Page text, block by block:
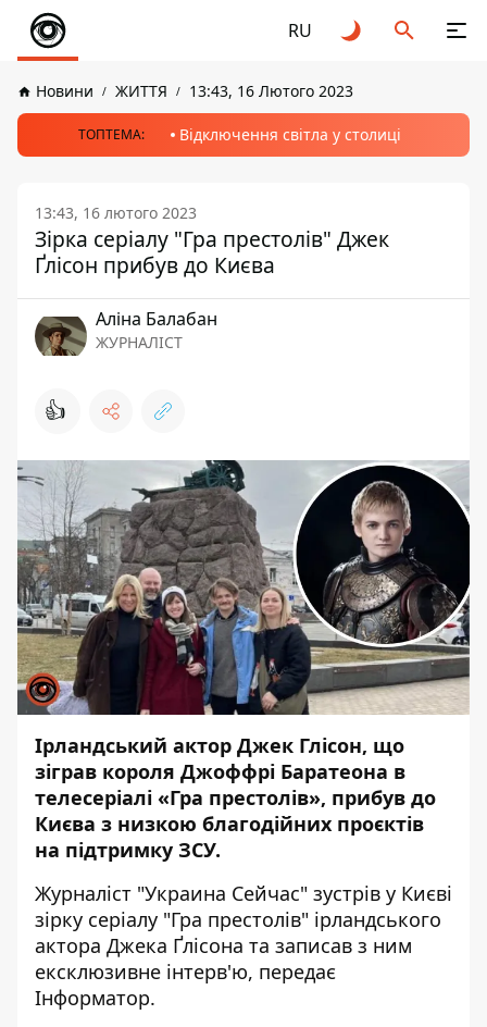
RU
Новини ЖИТТЯ 13:43, 16 Лютого 2023
ТОПТЕМА: Відключення світла у столиці
13:43, 16 лютого 2023
Зірка серіалу "Гра престолів" Джек
Ґлісон прибув до Києва
Аліна Балабан
ЖУРНАЛІСТ
👍
Ірландський актор Джек Глісон, що
зіграв короля Джоффрі Баратеона в
телесеріалі «Гра престолів», прибув до
Києва з низкою благодійних проєктів
на підтримку ЗСУ.
Журналіст "Украина Сейчас" зустрів у Києві
зірку серіалу "Гра престолів" ірландського
актора Джека Ґлісона та записав з ним
ексклюзивне інтерв'ю, передає
Інформатор.